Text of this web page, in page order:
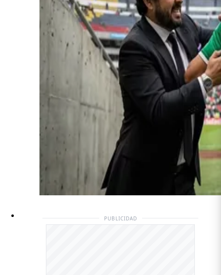
PUBLICIDAD